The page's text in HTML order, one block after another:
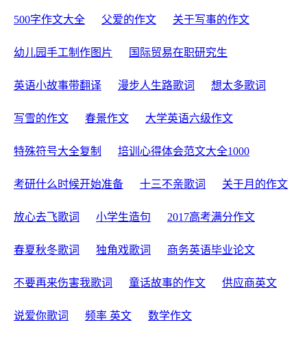
500字作文大全 父爱的作文 关于写事的作文
幼儿园手工制作图片 国际贸易在职研究生
英语小故事带翻译 漫步人生路歌词 想太多歌词
写雪的作文 春景作文 大学英语六级作文
特殊符号大全复制 培训心得体会范文大全1000
考研什么时候开始准备 十三不亲歌词 关于月的作文
放心去飞歌词 小学生造句 2017高考满分作文
春夏秋冬歌词 独角戏歌词 商务英语毕业论文
不要再来伤害我歌词 童话故事的作文 供应商英文
说爱你歌词 频率 英文 数学作文